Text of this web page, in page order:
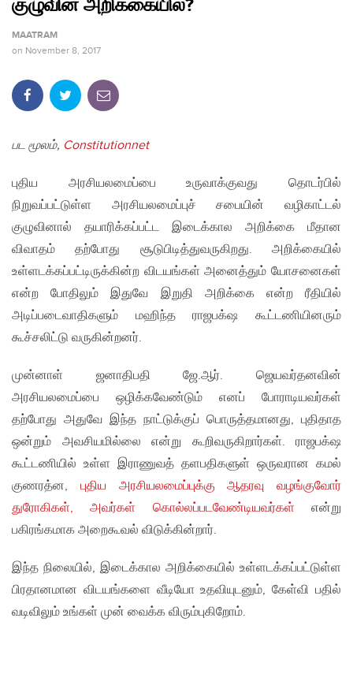
குழுவின் அறிக்கையில்?
MAATRAM
on November 8, 2017
பட மூலம், Constitutionnet
புதிய அரசியலமைப்பை உருவாக்குவது தொடர்பில்
நிறுவப்பட்டுள்ள அரசியலமைப்புச் சபையின் வழிகாட்டல்
குழுவினால் தயாரிக்கப்பட்ட இடைக்கால அறிக்கை மீதான
விவாதம் தற்போது சூடுபிடித்துவருகிறது. அறிக்கையில்
உள்ளடக்கப்பட்டிருக்கின்ற விடயங்கள் அனைத்தும் யோசனைகள்
என்ற போதிலும் இதுவே இறுதி அறிக்கை என்ற ரீதியில்
அடிப்படைவாதிகளும் மஹிந்த ராஜபக்‌ஷ கூட்டணியினரும்
கூச்சலிட்டு வருகின்றனர்.
முன்னாள் ஜனாதிபதி ஜே.ஆர். ஜெயவர்தனவின்
அரசியலமைப்பை ஒழிக்கவேண்டும் எனப் போராடியவர்கள்
தற்போது அதுவே இந்த நாட்டுக்குப் பொருத்தமானது, புதிதாத
ஒன்றும் அவசியமில்லை என்று கூறிவருகிறார்கள். ராஜபக்‌ஷ
கூட்டணியில் உள்ள இராணுவத் தளபதிகளுள் ஒருவரான கமல்
குணரத்ன, புதிய அரசியலமைப்புக்கு ஆதரவு வழங்குவோர்
துரோகிகள், அவர்கள் கொல்லப்படவேண்டியவர்கள் என்று
பகிரங்கமாக அறைகூவல் விடுக்கின்றார்.
இந்த நிலையில், இடைக்கால அறிக்கையில் உள்ளடக்கப்பட்டுள்ள
பிரதானமான விடயங்களை வீடியோ உதவியுடனும், கேள்வி பதில்
வடிவிலும் உங்கள் முன் வைக்க விரும்புகிறோம்.